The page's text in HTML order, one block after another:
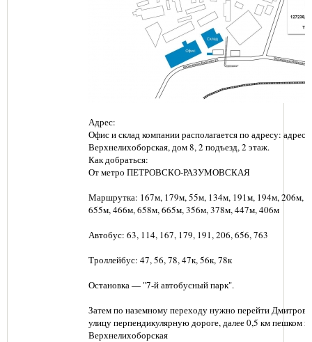
Адрес:
Офис и склад компании располагается по адресу: адрес:
Верхнелихоборская, дом 8, 2 подъезд, 2 этаж.
Как добраться:
От метро ПЕТРОВСКО-РАЗУМОВСКАЯ
Маршрутка: 167м, 179м, 55м, 134м, 191м, 194м, 206м,
655м, 466м, 658м, 665м, 356м, 378м, 447м, 406м
Автобус: 63, 114, 167, 179, 191, 206, 656, 763
Троллейбус: 47, 56, 78, 47к, 56к, 78к
Остановка — "7-й автобусный парк".
Затем по наземному переходу нужно перейти
улицу перпендикулярную дороге, далее 0,5 км пешком
Верхнелихоборская